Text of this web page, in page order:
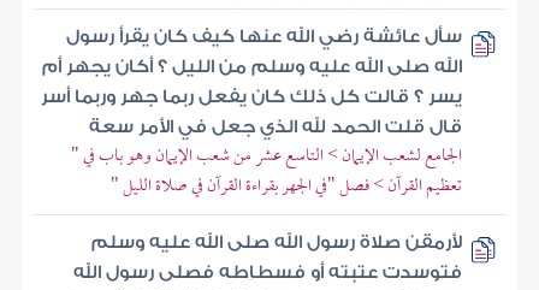
سأل عائشة رضي الله عنها كيف كان يقرأ رسول
الله صلى الله عليه وسلم من الليل ؟ أكان يجهر أم
يسر ؟ قالت كل ذلك كان يفعل ربما جهر وربما أسر
قال قلت الحمد لله الذي جعل في الأمر سعة
الجامع لشعب الإيمان > التاسع عشر من شعب الإيمان وهو باب في "
تعظيم القرآن > فصل "في الجهر بقراءة القرآن في صلاة الليل "
لأرمقن صلاة رسول الله صلى الله عليه وسلم
فتوسدت عتبته أو فسطاطه فصلى رسول الله